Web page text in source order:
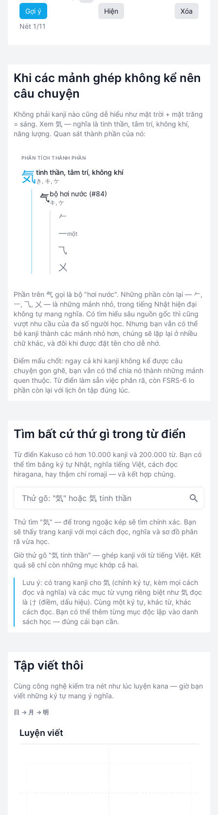
Gợi ý
Hiện
Xóa
Nét 1/11
Khi các mảnh ghép không kể nên
câu chuyện
Không phải kanji nào cũng dễ hiểu như mặt trời + mặt trăng
= sáng. Xem 気 — nghĩa là tinh thần, tâm trí, không khí,
năng lượng. Quan sát thành phần của nó:
PHÂN TÍCH THÀNH PHẦN
気tinh thần, tâm trí, không khí
き, キ, ケ
气bộ hơi nước (#84)
キ, ケ
𠂉
一một
⺄
㐅
Phần trên 气 gọi là bộ "hơi nước". Những phần còn lại — 𠂉,
一, ⺄, 㐅 — là những mảnh nhỏ, trong tiếng Nhật hiện đại
không tự mang nghĩa. Có tìm hiểu sâu nguồn gốc thì cũng
vượt nhu cầu của đa số người học. Nhưng bạn vẫn có thể
bẻ kanji thành các mảnh nhỏ hơn, chúng sẽ lặp lại ở nhiều
chữ khác, và đôi khi được đặt tên cho dễ nhớ.
Điểm mấu chốt: ngay cả khi kanji không kể được câu
chuyện gọn ghẽ, bạn vẫn có thể chia nó thành những mảnh
quen thuộc. Từ điển làm sẵn việc phân rã, còn FSRS-6 lo
phần còn lại với lịch ôn tập đúng lúc.
Tìm bất cứ thứ gì trong từ điển
Từ điển Kakuso có hơn 10.000 kanji và 200.000 từ. Bạn có
thể tìm bằng ký tự Nhật, nghĩa tiếng Việt, cách đọc
hiragana, hay thậm chí romaji — và kết hợp chúng.
Thử tìm "気" — để trong ngoặc kép sẽ tìm chính xác. Bạn
sẽ thấy trang kanji với mọi cách đọc, nghĩa và sơ đồ phân
rã vừa học.
Giờ thử gõ "気 tinh thần" — ghép kanji với từ tiếng Việt. Kết
quả sẽ chỉ còn những mục khớp cả hai.
Lưu ý: có trang kanji cho 気 (chính ký tự, kèm mọi cách
đọc và nghĩa) và các mục từ vựng riêng biệt như 気 đọc
là け (điềm, dấu hiệu). Cùng một ký tự, khác từ, khác
cách đọc. Bạn có thể thêm từng mục độc lập vào danh
sách học — đúng cái bạn cần.
Tập viết thôi
Cùng công nghệ kiểm tra nét như lúc luyện kana — giờ bạn
viết những ký tự mang ý nghĩa.
日 → 月 → 明
Luyện viết